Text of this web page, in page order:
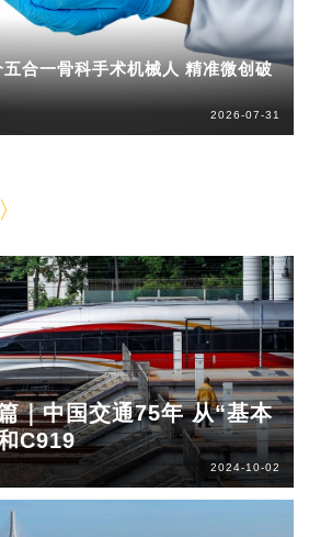
合一骨科手术机械人 精准微创破
2026-07-31
｜中国交通75年 从“基本
C919
2024-10-02